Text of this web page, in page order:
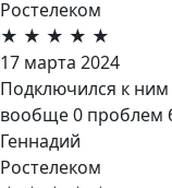
Ростелеком
★ ★ ★ ★ ★
17 марта 2024
Подключился к ним
вообще 0 проблем
Геннадий
Ростелеком